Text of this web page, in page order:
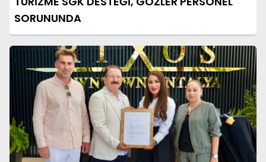
SORUNUNDA